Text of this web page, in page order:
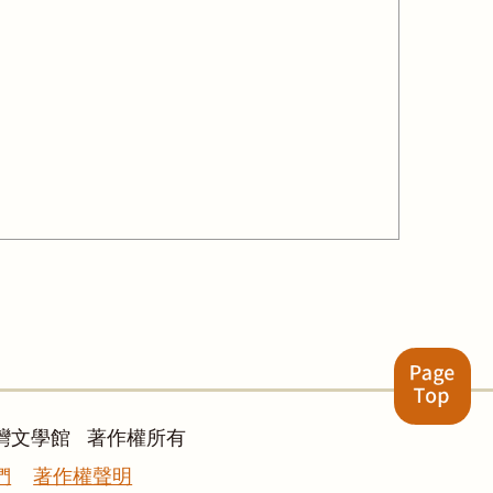
文學館 著作權所有
著作權聲明